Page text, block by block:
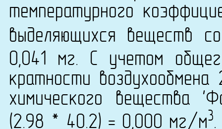
температурного
выделяющихся веществ
0,041 мг. С учетом
кратности
химического вещества
(2.98 * 40.2) = 0,000 мг/м3.